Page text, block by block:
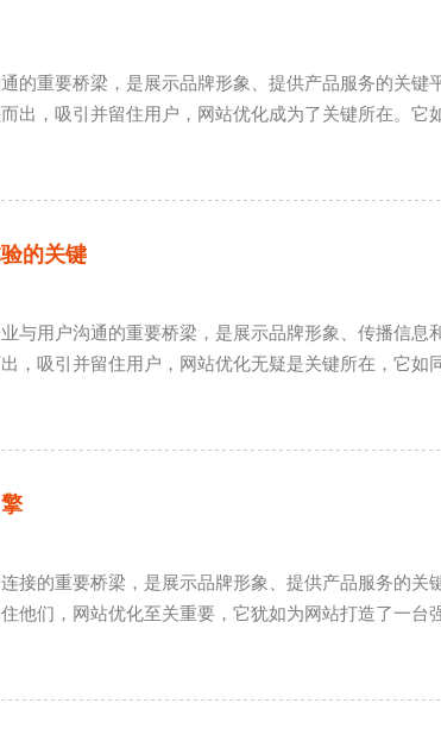
的重要桥梁，是展示品牌形象、提供产品服务的关键
出，吸引并留住用户，网站优化成为了关键所在。它
的关键
与用户沟通的重要桥梁，是展示品牌形象、传播信息
，吸引并留住用户，网站优化无疑是关键所在，它如
接的重要桥梁，是展示品牌形象、提供产品服务的关
他们，网站优化至关重要，它犹如为网站打造了一台